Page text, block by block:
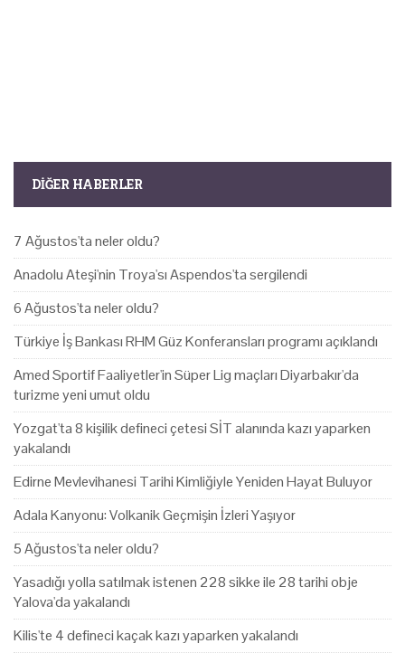
DIĞER HABERLER
7 Ağustos'ta neler oldu?
Anadolu Ateşi'nin Troya'sı Aspendos'ta sergilendi
6 Ağustos'ta neler oldu?
Türkiye İş Bankası RHM Güz Konferansları programı açıklandı
Amed Sportif Faaliyetler'in Süper Lig maçları Diyarbakır'da
turizme yeni umut oldu
Yozgat'ta 8 kişilik defineci çetesi SİT alanında kazı yaparken
yakalandı
Edirne Mevlevihanesi Tarihi Kimliğiyle Yeniden Hayat Buluyor
Adala Kanyonu: Volkanik Geçmişin İzleri Yaşıyor
5 Ağustos'ta neler oldu?
Yasadığı yolla satılmak istenen 228 sikke ile 28 tarihi obje
Yalova'da yakalandı
Kilis'te 4 defineci kaçak kazı yaparken yakalandı